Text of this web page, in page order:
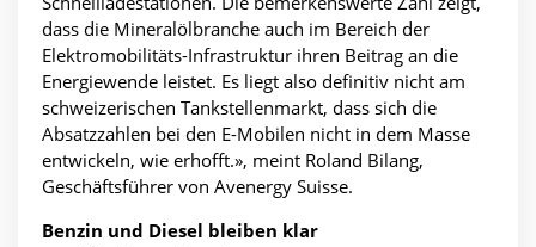
dass die Mineralölbranche auch im Bereich der
Elektromobilitäts-Infrastruktur ihren Beitrag an die
Energiewende leistet. Es liegt also definitiv nicht am
schweizerischen Tankstellenmarkt, dass sich die
Absatzzahlen bei den E-Mobilen nicht in dem Masse
entwickeln, wie erhofft.», meint Roland Bilang,
Geschäftsführer von Avenergy Suisse.
Benzin und Diesel bleiben klar